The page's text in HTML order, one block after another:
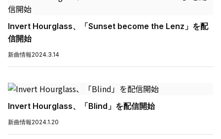
Invert Hourglass、「Sunset become the Lenz」を配
信開始
新曲情報2024.3.14
Invert Hourglass、「Blind」を配信開始
新曲情報2024.1.20